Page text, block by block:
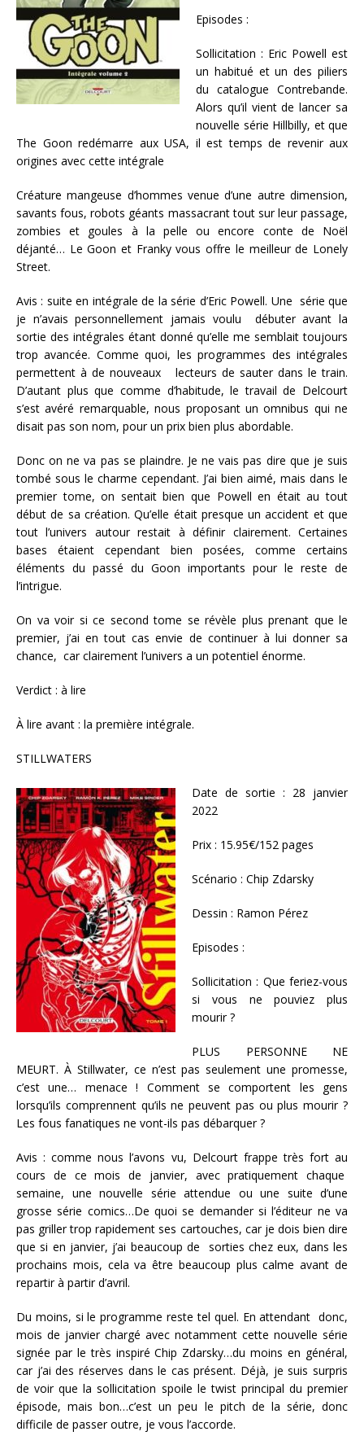
Episodes :
Sollicitation : Eric Powell est
un habitué et un des piliers
du catalogue Contrebande.
Alors qu’il vient de lancer sa
nouvelle série Hillbilly, et que
The Goon redémarre aux USA, il est temps de revenir aux
origines avec cette intégrale
Créature mangeuse d’hommes venue d’une autre dimension,
savants fous, robots géants massacrant tout sur leur passage,
zombies et goules à la pelle ou encore conte de Noël
déjanté… Le Goon et Franky vous offre le meilleur de Lonely
Street.
Avis : suite en intégrale de la série d’Eric Powell. Une série que
je n’avais personnellement jamais voulu débuter avant la
sortie des intégrales étant donné qu’elle me semblait toujours
trop avancée. Comme quoi, les programmes des intégrales
permettent à de nouveaux lecteurs de sauter dans le train.
D’autant plus que comme d’habitude, le travail de Delcourt
s’est avéré remarquable, nous proposant un omnibus qui ne
disait pas son nom, pour un prix bien plus abordable.
Donc on ne va pas se plaindre. Je ne vais pas dire que je suis
tombé sous le charme cependant. J’ai bien aimé, mais dans le
premier tome, on sentait bien que Powell en était au tout
début de sa création. Qu’elle était presque un accident et que
tout l’univers autour restait à définir clairement. Certaines
bases étaient cependant bien posées, comme certains
éléments du passé du Goon importants pour le reste de
l’intrigue.
On va voir si ce second tome se révèle plus prenant que le
premier, j’ai en tout cas envie de continuer à lui donner sa
chance, car clairement l’univers a un potentiel énorme.
Verdict : à lire
À lire avant : la première intégrale.
STILLWATERS
Date de sortie : 28 janvier
2022
Prix : 15.95€/152 pages
Scénario : Chip Zdarsky
Dessin : Ramon Pérez
Episodes :
Sollicitation : Que feriez-vous
si vous ne pouviez plus
mourir ?
PLUS PERSONNE NE
MEURT. À Stillwater, ce n’est pas seulement une promesse,
c’est une… menace ! Comment se comportent les gens
lorsqu’ils comprennent qu’ils ne peuvent pas ou plus mourir ?
Les fous fanatiques ne vont-ils pas débarquer ?
Avis : comme nous l’avons vu, Delcourt frappe très fort au
cours de ce mois de janvier, avec pratiquement chaque
semaine, une nouvelle série attendue ou une suite d’une
grosse série comics…De quoi se demander si l’éditeur ne va
pas griller trop rapidement ses cartouches, car je dois bien dire
que si en janvier, j’ai beaucoup de sorties chez eux, dans les
prochains mois, cela va être beaucoup plus calme avant de
repartir à partir d’avril.
Du moins, si le programme reste tel quel. En attendant donc,
mois de janvier chargé avec notamment cette nouvelle série
signée par le très inspiré Chip Zdarsky…du moins en général,
car j’ai des réserves dans le cas présent. Déjà, je suis surpris
de voir que la sollicitation spoile le twist principal du premier
épisode, mais bon…c’est un peu le pitch de la série, donc
difficile de passer outre, je vous l’accorde.